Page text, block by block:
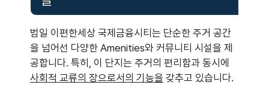
범일 이편한세상 국제금융시티는 단순한 주거 공간
을 넘어선 다양한 Amenities와 커뮤니티 시설을 제
공합니다. 특히, 이 단지는 주거의 편리함과 동시에
사회적 교류의 장으로서의 기능을 갖추고 있습니다.